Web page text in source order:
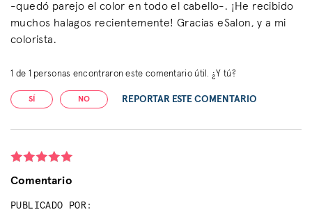
-quedó parejo el color en todo el cabello-. ¡He recibido
muchos halagos recientemente! Gracias eSalon, y a mi
colorista.
1 de 1 personas encontraron este comentario útil. ¿Y tú?
SÍ NO REPORTAR ESTE COMENTARIO
Comentario
PUBLICADO POR: